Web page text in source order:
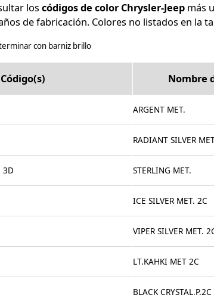
los códigos de color Chrysler-Jeep más
de fabricación. Colores no listados en la
con barniz brillo
Código(s) Nombre
ARGENT MET.
RADIANT SILVER
3D STERLING MET.
ICE SILVER MET. 2C
VIPER SILVER MET.
LT.KAHKI MET 2C
BLACK CRYSTAL.P.2C